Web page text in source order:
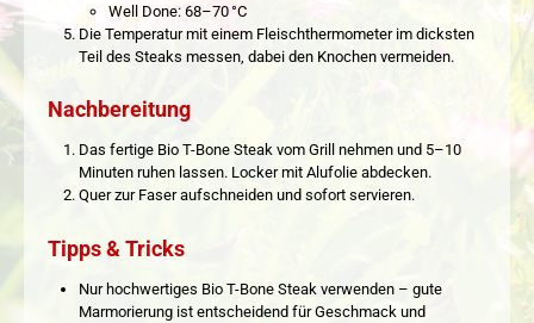
Well Done: 68–70 °C
Die Temperatur mit einem Fleischthermometer im dicksten
Teil des Steaks messen, dabei den Knochen vermeiden.
Nachbereitung
Das fertige Bio T-Bone Steak vom Grill nehmen und 5–10
Minuten ruhen lassen. Locker mit Alufolie abdecken.
Quer zur Faser aufschneiden und sofort servieren.
Tipps & Tricks
Nur hochwertiges Bio T-Bone Steak verwenden – gute
Marmorierung ist entscheidend für Geschmack und